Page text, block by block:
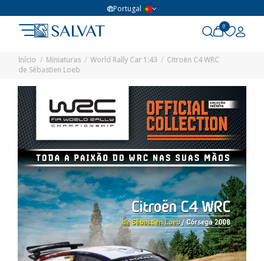
Portugal
0
Início Miniaturas World Rally Car 1:43
Citroën C4 WRC
de Sébastien Loeb